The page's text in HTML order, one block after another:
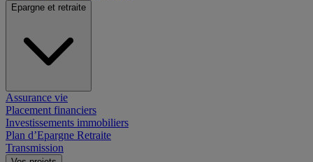
Epargne et retraite
Assurance vie
Placement financiers
Investissements immobiliers
Plan d’Epargne Retraite
Transmission